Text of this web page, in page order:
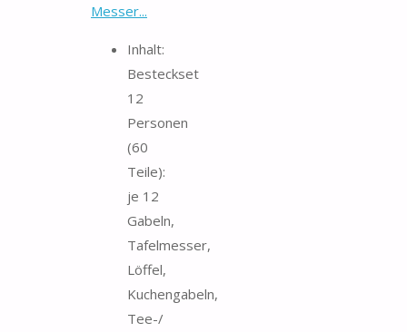
Messer...
Inhalt:
Besteckset
12
Personen
(60
Teile):
je 12
Gabeln,
Tafelmesser,
Löffel,
Kuchengabeln,
Tee-/